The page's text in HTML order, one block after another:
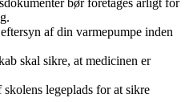
af din varmepumpe inden
skal sikre, at medicinen er
legeplads for at sikre